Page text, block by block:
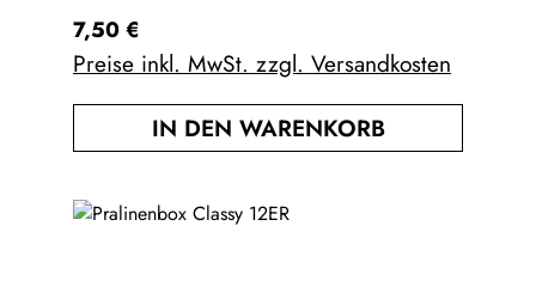
mit PistazieZutaten: Kakaobutter
26%, Pistazienpaste 24%, Rübenzucker,
Reissiruppulver, Mandelmehl, Pistazien 4%,
Salz, Emulgator: Sonnenblumenlecithin; Vanille.
Nährwerte pro 100g:Kilojoule (kJ): 2457
Kilokalorien(kcal): 587Fett: 42gFettsäuren,
Zucker: 33g Eiweiß: 6,2g Salz:
Regulärer Preis:
7,50 €
Preise inkl. MwSt. zzgl. Versandkosten
IN DEN WARENKORB